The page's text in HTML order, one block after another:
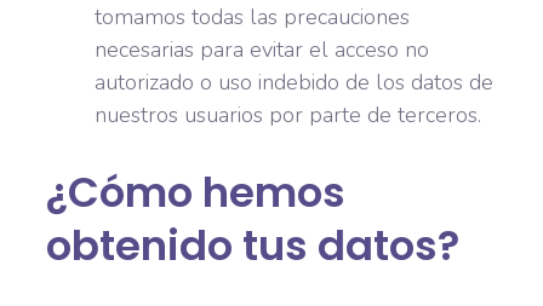
tomamos todas las precauciones
necesarias para evitar el acceso no
autorizado o uso indebido de los datos de
nuestros usuarios por parte de terceros.
¿Cómo hemos
obtenido tus datos?